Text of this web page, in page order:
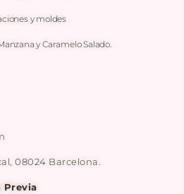
y moldes
y Caramelo Salado.
08024 Barcelona.
Previa